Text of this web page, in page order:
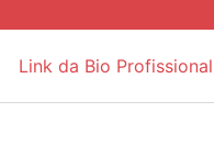
Link da Bio